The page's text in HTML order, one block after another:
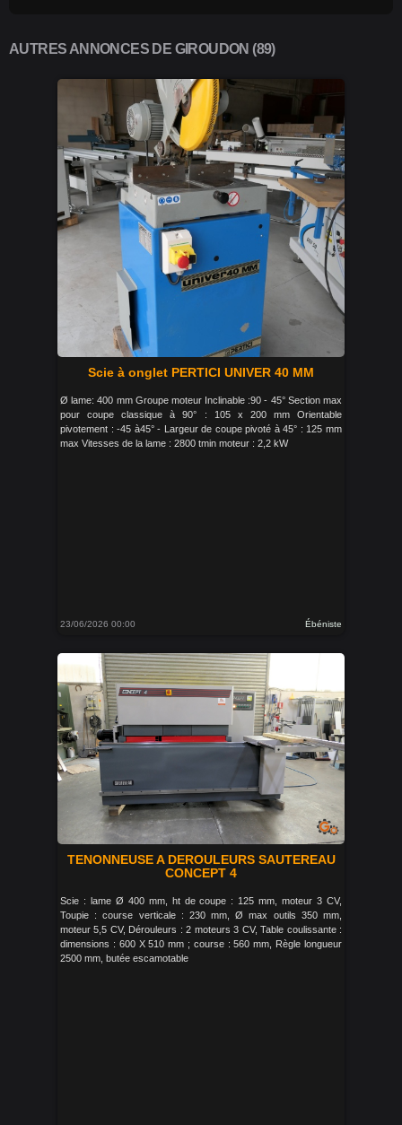
AUTRES ANNONCES DE GIROUDON (89)
Scie à onglet PERTICI UNIVER 40 MM
Ø lame: 400 mm Groupe moteur Inclinable :90 - 45° Section max
pour coupe classique à 90° : 105 x 200 mm Orientable
pivotement : -45 à45° - Largeur de coupe pivoté à 45° : 125 mm
max Vitesses de la lame : 2800 tmin moteur : 2,2 kW
23/06/2026 00:00 Ébéniste
TENONNEUSE A DEROULEURS SAUTEREAU
CONCEPT 4
Scie : lame Ø 400 mm, ht de coupe : 125 mm, moteur 3 CV,
Toupie : course verticale : 230 mm, Ø max outils 350 mm,
moteur 5,5 CV, Dérouleurs : 2 moteurs 3 CV, Table coulissante :
dimensions : 600 X 510 mm ; course : 560 mm, Règle longueur
2500 mm, butée escamotable